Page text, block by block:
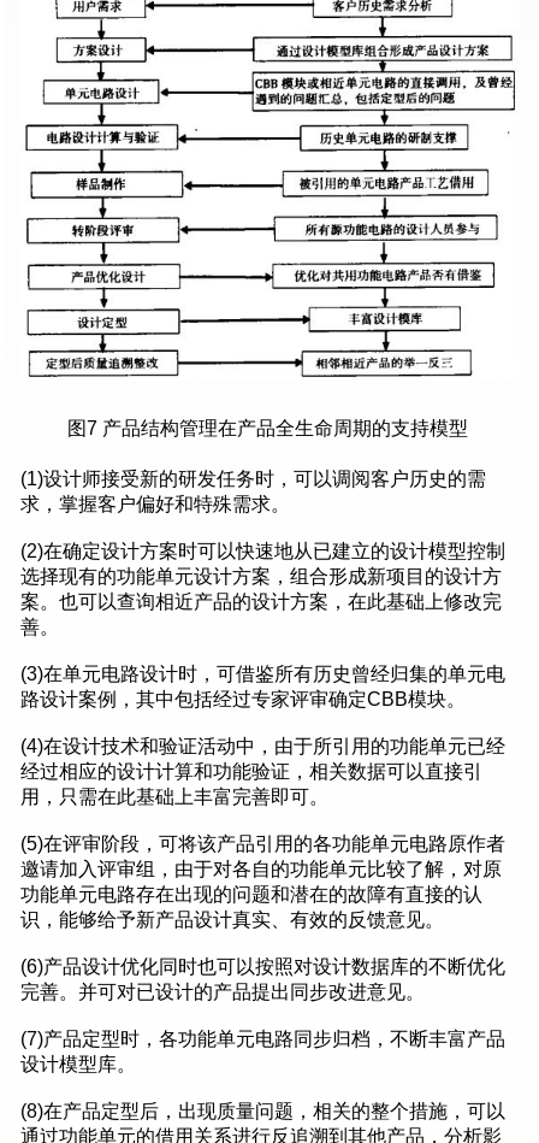
图7 产品结构管理在产品全生命周期的支持模型
(1)设计师接受新的研发任务时，可以调阅客户历史的需
求，掌握客户偏好和特殊需求。
(2)在确定设计方案时可以快速地从已建立的设计模型控制
选择现有的功能单元设计方案，组合形成新项目的设计方
案。也可以查询相近产品的设计方案，在此基础上修改完
善。
(3)在单元电路设计时，可借鉴所有历史曾经归集的单元电
路设计案例，其中包括经过专家评审确定CBB模块。
(4)在设计技术和验证活动中，由于所引用的功能单元已经
经过相应的设计计算和功能验证，相关数据可以直接引
用，只需在此基础上丰富完善即可。
(5)在评审阶段，可将该产品引用的各功能单元电路原作者
邀请加入评审组，由于对各自的功能单元比较了解，对原
功能单元电路存在出现的问题和潜在的故障有直接的认
识，能够给予新产品设计真实、有效的反馈意见。
(6)产品设计优化同时也可以按照对设计数据库的不断优化
完善。并可对已设计的产品提出同步改进意见。
(7)产品定型时，各功能单元电路同步归档，不断丰富产品
设计模型库。
(8)在产品定型后，出现质量问题，相关的整个措施，可以
通过功能单元的借用关系进行反追溯到其他产品，分析影